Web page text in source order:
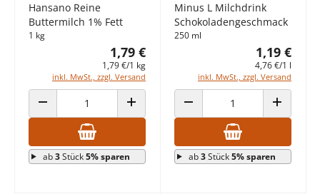
Hansano Reine
Buttermilch 1% Fett
1 kg
1,79 €
1,79 €/1 kg
inkl. MwSt., zzgl. Versand
ANZAHL VERRINGERN ANZAHL ERHÖHEN
ab3Stück5% sparen
Minus L Milchdrink
Schokoladengeschmack
250 ml
1,19 €
4,76 €/1 l
inkl. MwSt., zzgl. Versand
ANZAHL VERRINGERN ANZAHL
ab3Stück5% sparen